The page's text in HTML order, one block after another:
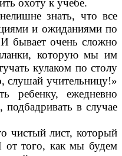
охоту к учебе.
знать, что все
и ожиданиями по
бывает очень сложно
которую мы им
кулаком по столу
слушай учительницу!»
ребенку, ежедневно
подбадривать в случае
чистый лист, который
от того, как мы будем